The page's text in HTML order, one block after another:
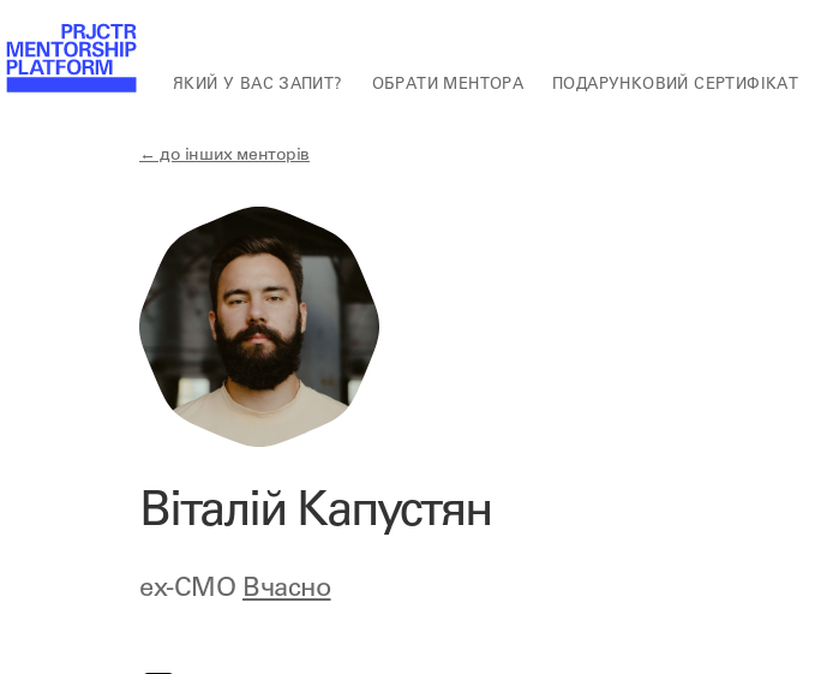
ЯКИЙ У ВАС ЗАПИТ? ОБРАТИ МЕНТОРА ПОДАРУНКОВИЙ СЕРТИФІКАТ
← до інших менторів
Віталій Капустян
ex-CMO Вчасно